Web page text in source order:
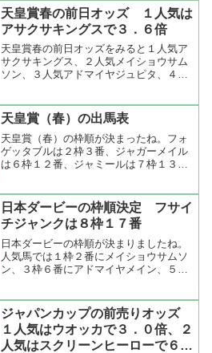
った馬の成績は６－３－１－１で着外は
競走中止のケイエスミラクル...
天皇賞春の前日オッズ １人気は
アサクサキングスで３．６倍
天皇賞春の前日オッズをみると１人気ア
サクサキングス、２人気メイショウサム
ソン、３人気アドマイヤジュピタ、４人
６倍ですから人気が割れていますね。ア
サクサキングスは菊花賞馬...
天皇賞（春）の出馬表
天皇賞（春）の枠順が決まったね。フォ
ゲッタブルは２枠３番、ジャガーメイル
は６枠１２番、ジャミールは７枠１３
けどスタート後にいいポジションを取る
にはやはり内枠が有利。行く...
日本ダービーの枠順決定 フサイ
チジャンクは８枠１７番
日本ダービーの枠順が決まりましたね。
人気馬では１枠２番にメイショウサムソ
ン、３枠６番にアドマイヤメイン、５枠
であろうアドマイヤメインを挟んで内に
メイショウサムソン、外に...
ジャパンカップの前売りオッズ
１人気はウオッカで３．０倍、２
人気はスクリーンヒーローで６．